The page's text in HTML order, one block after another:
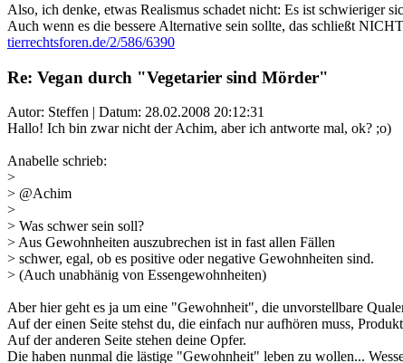
Also, ich denke, etwas Realismus schadet nicht: Es ist schwieriger
Auch wenn es die bessere Alternative sein sollte, das schließt
tierrechtsforen.de/2/586/6390
Re: Vegan durch "Vegetarier sind Mörder"
Autor: Steffen | Datum: 28.02.2008 20:12:31
Hallo! Ich bin zwar nicht der Achim, aber ich antworte mal, ok? ;o)
Anabelle schrieb:
>
> @Achim
>
> Was schwer sein soll?
> Aus Gewohnheiten auszubrechen ist in fast allen Fällen
> schwer, egal, ob es positive oder negative Gewohnheiten sind.
> (Auch unabhänig von Essengewohnheiten)
Aber hier geht es ja um eine "Gewohnheit", die unvorstellbare
Auf der einen Seite stehst du, die einfach nur aufhören muss,
Auf der anderen Seite stehen deine Opfer.
Die haben nunmal die lästige "Gewohnheit" leben zu wollen...